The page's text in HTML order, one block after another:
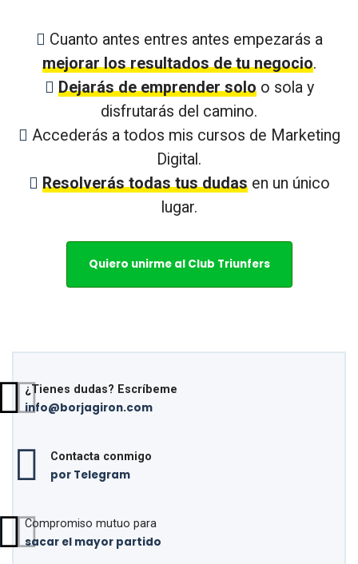
Cuanto antes entres antes empezarás a
mejorar los resultados de tu negocio.
Dejarás de emprender soloo sola y
disfrutarás del camino.
Accederás a todos mis cursos de Marketing
Digital.
Resolverás todas tus dudasen un único
lugar.
Quiero unirme al Club Triunfers
¿Tienes dudas? Escríbeme
info@borjagiron.com
Contacta conmigo
por Telegram
Compromiso mutuo para
sacar el mayor partido